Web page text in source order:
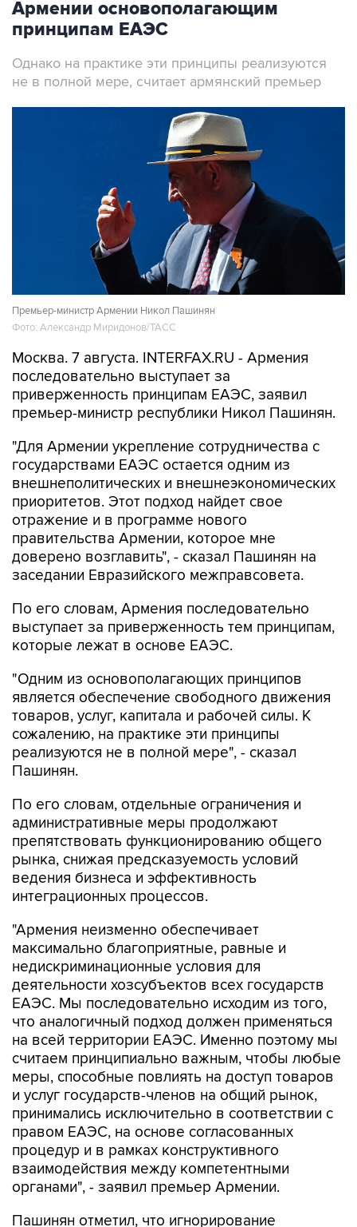
Армении основополагающим
принципам ЕАЭС
Однако на практике эти принципы реализуются
не в полной мере, считает армянский премьер
Премьер-министр Армении Никол Пашинян
Фото: Александр Миридонов/ТАСС
Москва. 7 августа. INTERFAX.RU - Армения
последовательно выступает за
приверженность принципам ЕАЭС, заявил
премьер-министр республики Никол Пашинян.
"Для Армении укрепление сотрудничества с
государствами ЕАЭС остается одним из
внешнеполитических и внешнеэкономических
приоритетов. Этот подход найдет свое
отражение и в программе нового
правительства Армении, которое мне
доверено возглавить", - сказал Пашинян на
заседании Евразийского межправсовета.
По его словам, Армения последовательно
выступает за приверженность тем принципам,
которые лежат в основе ЕАЭС.
"Одним из основополагающих принципов
является обеспечение свободного движения
товаров, услуг, капитала и рабочей силы. К
сожалению, на практике эти принципы
реализуются не в полной мере", - сказал
Пашинян.
По его словам, отдельные ограничения и
административные меры продолжают
препятствовать функционированию общего
рынка, снижая предсказуемость условий
ведения бизнеса и эффективность
интеграционных процессов.
"Армения неизменно обеспечивает
максимально благоприятные, равные и
недискриминационные условия для
деятельности хозсубъектов всех государств
ЕАЭС. Мы последовательно исходим из того,
что аналогичный подход должен применяться
на всей территории ЕАЭС. Именно поэтому мы
считаем принципиально важным, чтобы любые
меры, способные повлиять на доступ товаров
и услуг государств-членов на общий рынок,
принимались исключительно в соответствии с
правом ЕАЭС, на основе согласованных
процедур и в рамках конструктивного
взаимодействия между компетентными
органами", - заявил премьер Армении.
Пашинян отметил, что игнорирование